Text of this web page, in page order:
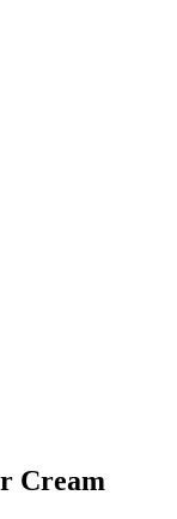
Cream